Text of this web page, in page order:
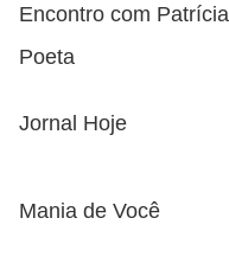
Encontro com Patrícia
Poeta
Jornal Hoje
Mania de Você